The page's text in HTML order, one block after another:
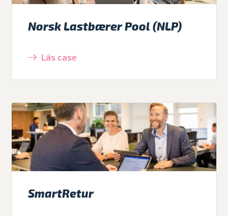
Norsk Lastbærer Pool (NLP)
Läs case
SmartRetur